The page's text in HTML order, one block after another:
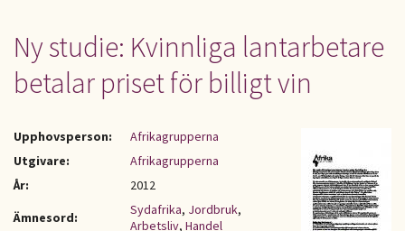
Ny studie: Kvinnliga lantarbetare
betalar priset för billigt vin
Upphovsperson:
Afrikagrupperna
Utgivare:
Afrikagrupperna
År:
2012
Ämnesord:
Sydafrika, Jordbruk,
Arbetsliv, Handel